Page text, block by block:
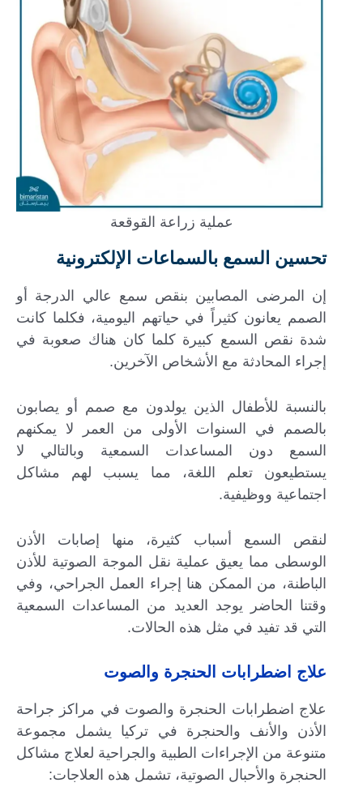
عملية زراعة القوقعة
تحسين السمع بالسماعات الإلكترونية
إن المرضى المصابين بنقص سمع عالي الدرجة أو
الصمم يعانون كثيراً في حياتهم اليومية، فكلما كانت
شدة نقص السمع كبيرة كلما كان هناك صعوبة في
إجراء المحادثة مع الأشخاص الآخرين.
بالنسبة للأطفال الذين يولدون مع صمم أو يصابون
بالصمم في السنوات الأولى من العمر لا يمكنهم
السمع دون المساعدات السمعية وبالتالي لا
يستطيعون تعلم اللغة، مما يسبب لهم مشاكل
اجتماعية ووظيفية.
لنقص السمع أسباب كثيرة، منها إصابات الأذن
الوسطى مما يعيق عملية نقل الموجة الصوتية للأذن
الباطنة، من الممكن هنا إجراء العمل الجراحي، وفي
وقتنا الحاضر يوجد العديد من المساعدات السمعية
التي قد تفيد في مثل هذه الحالات.
علاج اضطرابات الحنجرة والصوت
علاج اضطرابات الحنجرة والصوت في مراكز جراحة
الأذن والأنف والحنجرة في تركيا يشمل مجموعة
متنوعة من الإجراءات الطبية والجراحية لعلاج مشاكل
الحنجرة والأحبال الصوتية، تشمل هذه العلاجات: